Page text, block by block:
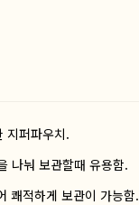
지퍼파우치.
나눠 보관할때 유용함.
쾌적하게 보관이 가능함.